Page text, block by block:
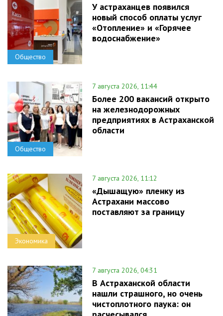
Общество
У астраханцев появился
новый способ оплаты услуг
«Отопление» и «Горячее
водоснабжение»
Общество
7 августа 2026, 11:44
Более 200 вакансий открыто
на железнодорожных
предприятиях в Астраханской
области
Экономика
7 августа 2026, 11:12
«Дышащую» пленку из
Астрахани массово
поставляют за границу
7 августа 2026, 04:31
В Астраханской области
нашли страшного, но очень
чистоплотного паука: он